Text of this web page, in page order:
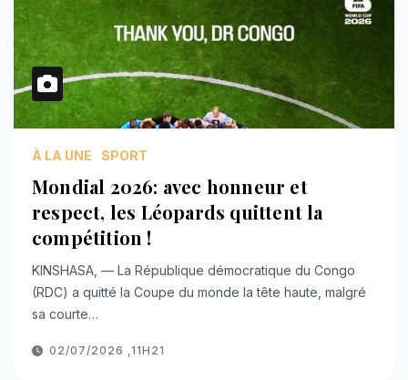
À LA UNE SPORT
Mondial 2026: avec honneur et
respect, les Léopards quittent la
compétition !
KINSHASA, — La République démocratique du Congo
(RDC) a quitté la Coupe du monde la tête haute, malgré
sa courte…
02/07/2026 ,11H21